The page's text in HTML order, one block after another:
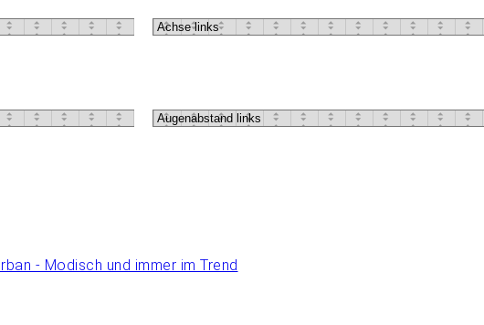
- Modisch und immer im Trend